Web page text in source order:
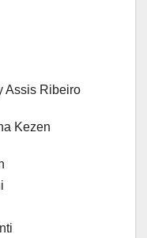
Assis Ribeiro
Kezen